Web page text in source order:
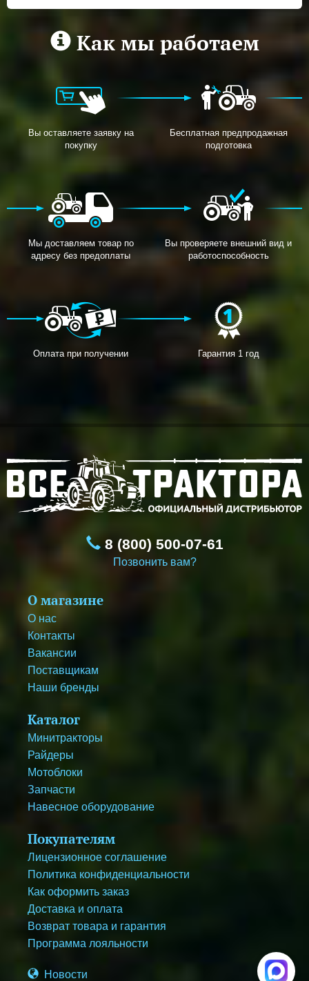
Как мы работаем
Вы оставляете заявку на
покупку
Бесплатная предпродажная
подготовка
Мы доставляем товар по
адресу без предоплаты
Вы проверяете внешний вид и
работоспособность
Оплата при получении Гарантия 1 год
8 (800) 500-07-61
Позвонить вам?
О магазине
О нас
Контакты
Вакансии
Поставщикам
Наши бренды
Каталог
Минитракторы
Райдеры
Мотоблоки
Запчасти
Навесное оборудование
Покупателям
Лицензионное соглашение
Политика конфиденциальности
Как оформить заказ
Доставка и оплата
Возврат товара и гарантия
Программа лояльности
Новости